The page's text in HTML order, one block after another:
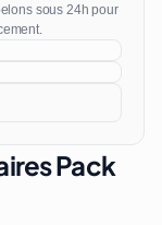
sous 24h pour
Pack